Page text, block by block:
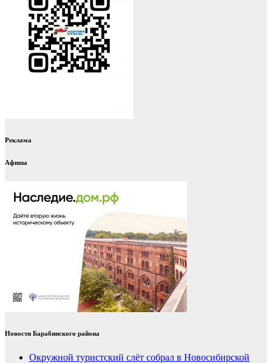
Реклама
Афиша
Новости Барабинского района
Окружной туристский слёт собрал в Новосибирской